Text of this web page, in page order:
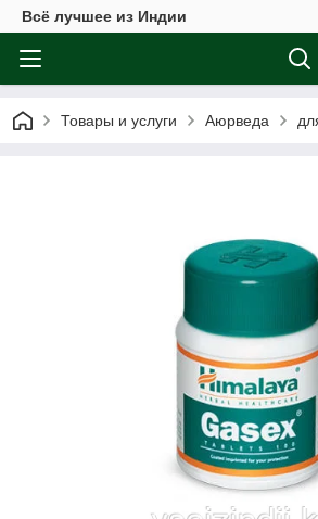
Всё лучшее из Индии
Товары и услуги Аюрведа